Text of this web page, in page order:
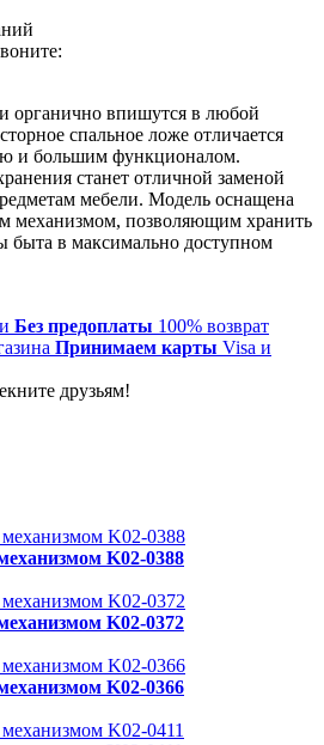
органично впишутся в любой
спальное ложе отличается
и большим функционалом.
станет отличной заменой
мебели. Модель оснащена
механизмом, позволяющим хранить
в максимально доступном
Без предоплаты 100% возврат
Принимаем карты Visa и
друзьям!
K02-0388
K02-0372
K02-0366